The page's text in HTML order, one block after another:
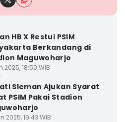
HB X Restui PSIM
Berkandang di
Maguwoharjo
2025, 18:50 WIB
Sleman Ajukan Syarat
PSIM Pakai Stadion
2025, 19:43 WIB